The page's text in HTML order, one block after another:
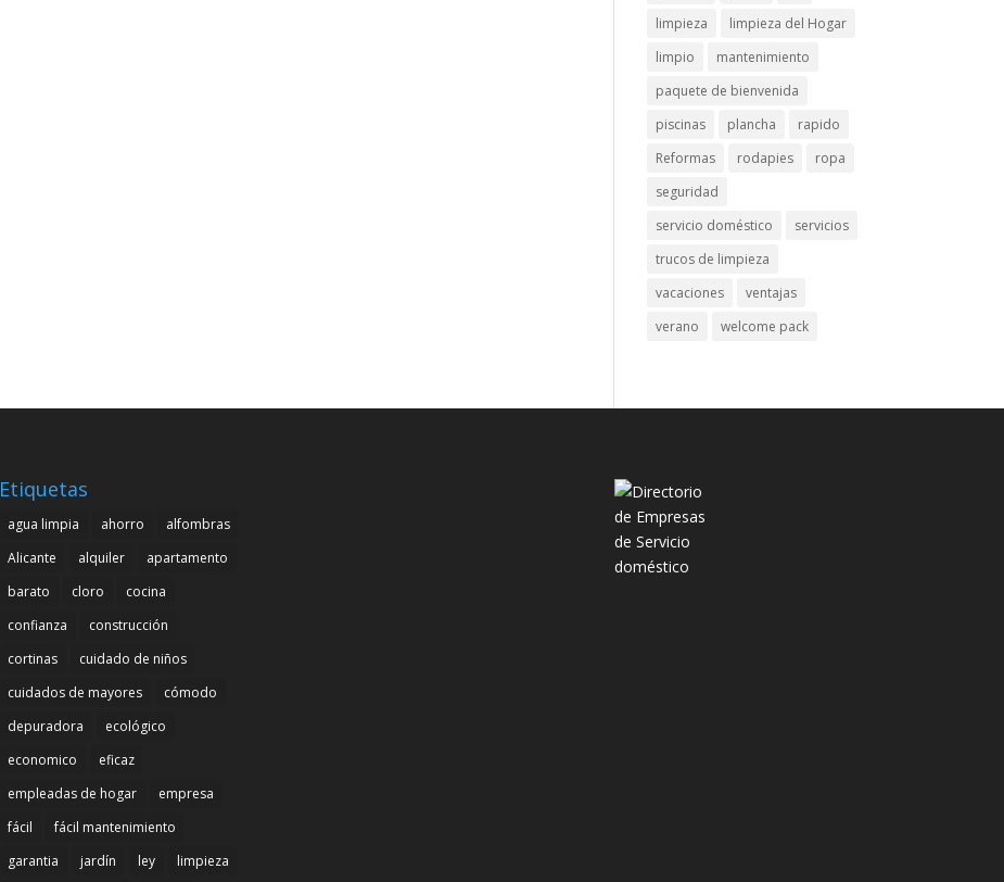
limpieza
limpieza del Hogar
limpio
mantenimiento
paquete de bienvenida
piscinas
plancha
rapido
Reformas
rodapies
ropa
seguridad
servicio doméstico
servicios
trucos de limpieza
vacaciones
ventajas
verano
welcome pack
Etiquetas
agua limpia ahorro
alfombras
Alicante
alquiler
apartamento
barato
cloro
cocina
confianza
construcción
cortinas
cuidado de niños
cuidados de mayores
cómodo
depuradora
ecológico
economico
eficaz
empleadas de hogar
empresa
fácil
fácil mantenimiento
garantia
jardín ley limpieza